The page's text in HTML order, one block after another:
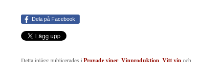
Dela på Facebook
Detta inlägg publicerades i Provade viner Vinproduktion Vitt vinoch